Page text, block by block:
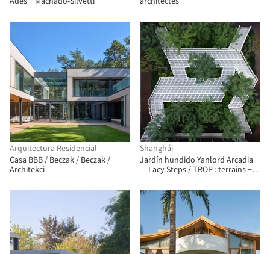
Arquitectura Residencial
Casa BBB / Beczak / Beczak /
Architekci
Shanghái
Jardín hundido Yanlord Arcadia
— Lacy Steps / TROP : terrains +